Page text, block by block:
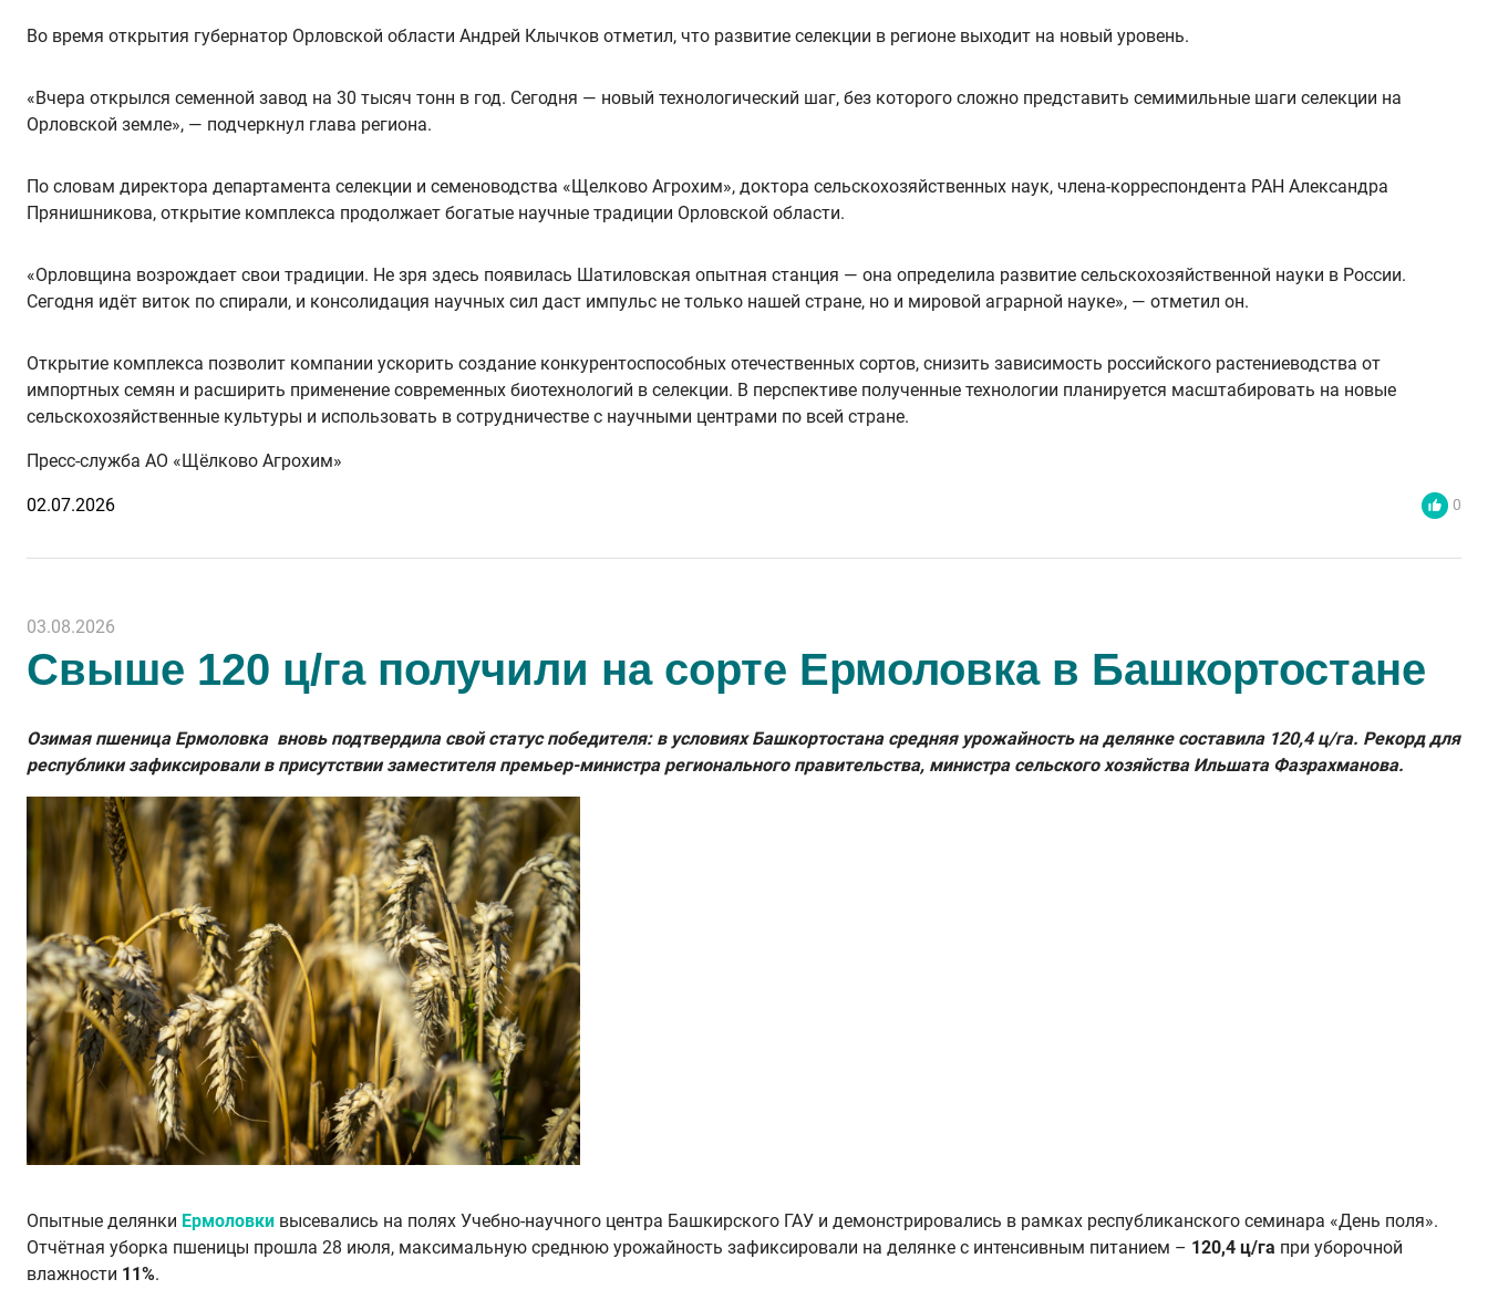
Во время открытия губернатор Орловской области Андрей Клычков отметил, что развитие селекции в регионе выходит на новый уровень.
«Вчера открылся семенной завод на 30 тысяч тонн в год. Сегодня — новый технологический шаг, без которого сложно представить семимильные шаги селекции на
Орловской земле», — подчеркнул глава региона.
По словам директора департамента селекции и семеноводства «Щелково Агрохим», доктора сельскохозяйственных наук, члена-корреспондента РАН Александра
Прянишникова, открытие комплекса продолжает богатые научные традиции Орловской области.
«Орловщина возрождает свои традиции. Не зря здесь появилась Шатиловская опытная станция — она определила развитие сельскохозяйственной науки в России.
Сегодня идёт виток по спирали, и консолидация научных сил даст импульс не только нашей стране, но и мировой аграрной науке», — отметил он.
Открытие комплекса позволит компании ускорить создание конкурентоспособных отечественных сортов, снизить зависимость российского растениеводства от
импортных семян и расширить применение современных биотехнологий в селекции. В перспективе полученные технологии планируется масштабировать на новые
сельскохозяйственные культуры и использовать в сотрудничестве с научными центрами по всей стране.
Пресс-служба АО «Щёлково Агрохим»
02.07.2026 0
03.08.2026
Свыше 120 ц/га получили на сорте Ермоловка в Башкортостане
Озимая пшеница Ермоловка вновь подтвердила свой статус победителя: в условиях Башкортостана средняя урожайность на делянке составила 120,4 ц/га. Рекорд для
республики зафиксировали в присутствии заместителя премьер-министра регионального правительства, министра сельского хозяйства Ильшата Фазрахманова.
Опытные делянки Ермоловки высевались на полях Учебно-научного центра Башкирского ГАУ и демонстрировались в рамках республиканского семинара «День поля».
Отчётная уборка пшеницы прошла 28 июля, максимальную среднюю урожайность зафиксировали на делянке с интенсивным питанием – 120,4 ц/га при уборочной
влажности 11%.